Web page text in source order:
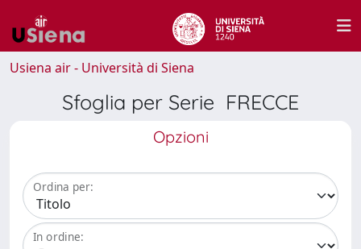
Usiena air - Università di Siena
Sfoglia per Serie FRECCE
Opzioni
Ordina per:
In ordine: